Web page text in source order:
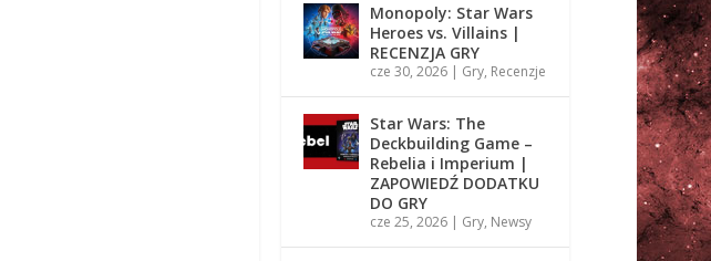
Monopoly: Star Wars
Heroes vs. Villains |
RECENZJA GRY
cze 30, 2026 | Gry, Recenzje
Star Wars: The
Deckbuilding Game –
Rebelia i Imperium |
ZAPOWIEDŹ DODATKU
DO GRY
cze 25, 2026 | Gry, Newsy